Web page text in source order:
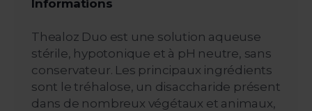
Informations
Thealoz Duo est une solution aqueuse
stérile, hypotonique et à pH neutre, sans
conservateur. Les principaux ingrédients
sont le tréhalose, un disaccharide présent
dans de nombreux végétaux et animaux,